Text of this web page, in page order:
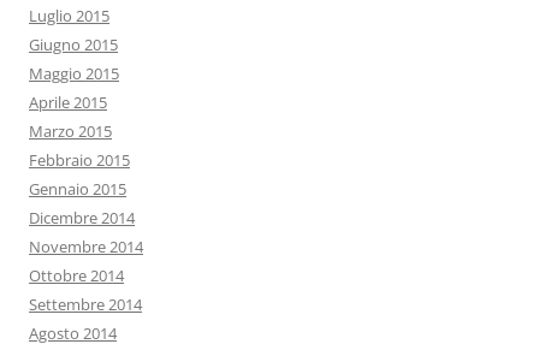
Luglio 2015
Giugno 2015
Maggio 2015
Aprile 2015
Marzo 2015
Febbraio 2015
Gennaio 2015
Dicembre 2014
Novembre 2014
Ottobre 2014
Settembre 2014
Agosto 2014